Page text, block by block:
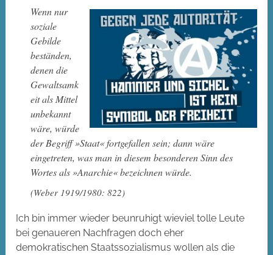
Wenn nur
soziale
Gebilde
beständen,
denen die
Gewaltsamk
eit als Mittel
unbekannt
wäre, würde
der Begriff »Staat« fortgefallen sein; dann wäre
eingetreten, was man in diesem besonderen Sinn des
Wortes als »Anarchie« bezeichnen würde.
(Weber 1919/1980: 822)
Ich bin immer wieder beunruhigt wieviel tolle Leute
bei genaueren Nachfragen doch eher
demokratischen Staatssozialismus wollen als die